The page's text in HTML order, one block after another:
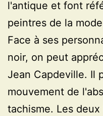
l'antique et font
peintres de la
Face à ses
noir, on peut
Jean Capdeville. Il
mouvement de
tachisme. Les